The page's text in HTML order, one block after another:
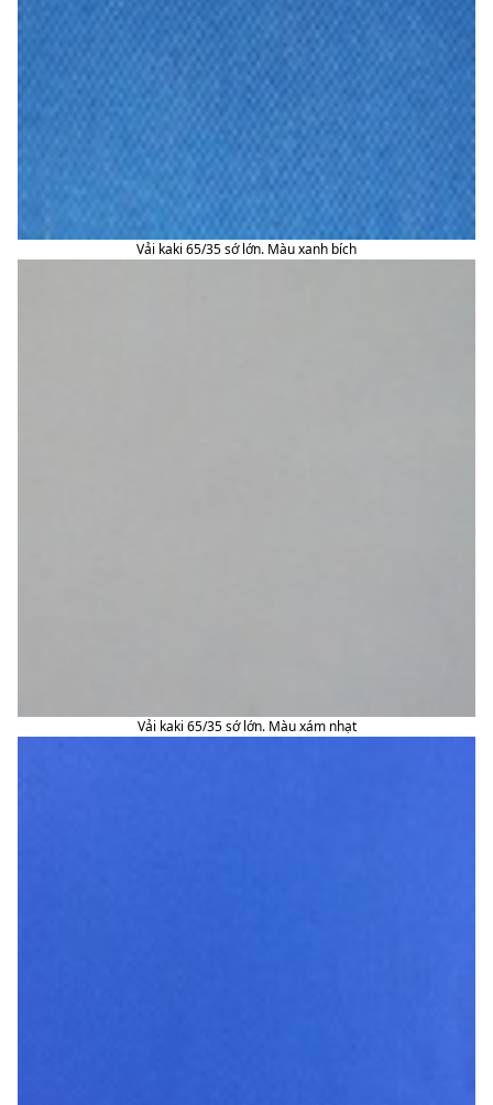
Vải kaki 65/35 sớ lớn. Màu xanh bích
Vải kaki 65/35 sớ lớn. Màu xám nhạt